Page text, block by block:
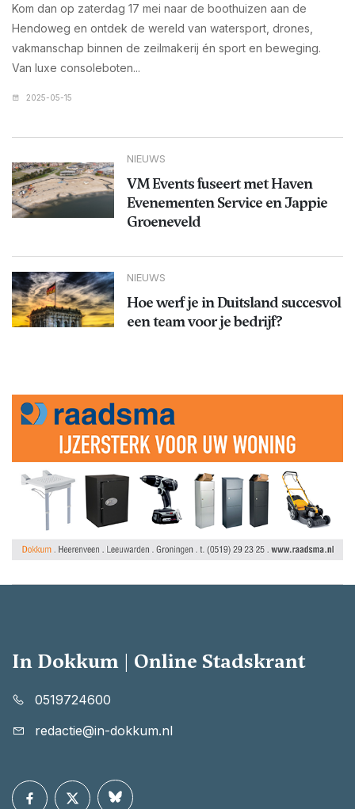
Kom dan op zaterdag 17 mei naar de boothuizen aan de
Hendoweg en ontdek de wereld van watersport, drones,
vakmanschap binnen de zeilmakerij én sport en beweging.
Van luxe consoleboten...
2025-05-15
NIEUWS
VM Events fuseert met Haven
Evenementen Service en Jappie
Groeneveld
NIEUWS
Hoe werf je in Duitsland succesvol
een team voor je bedrijf?
In Dokkum | Online Stadskrant
0519724600
redactie@in-dokkum.nl